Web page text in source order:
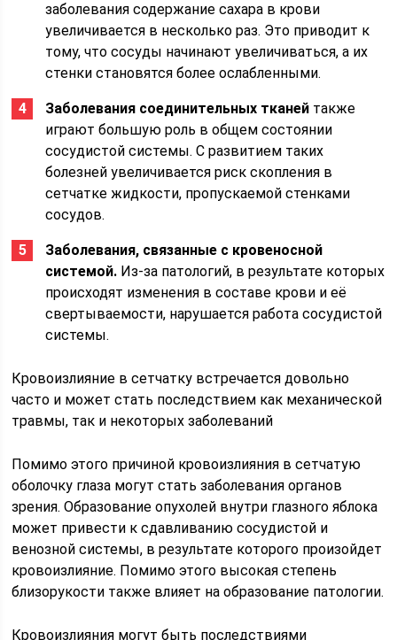
заболевания содержание сахара в крови
увеличивается в несколько раз. Это приводит к
тому, что сосуды начинают увеличиваться, а их
стенки становятся более ослабленными.
Заболевания соединительных тканей также
играют большую роль в общем состоянии
сосудистой системы. С развитием таких
болезней увеличивается риск скопления в
сетчатке жидкости, пропускаемой стенками
сосудов.
Заболевания, связанные с кровеносной
системой. Из-за патологий, в результате которых
происходят изменения в составе крови и её
свертываемости, нарушается работа сосудистой
системы.
Кровоизлияние в сетчатку встречается довольно
часто и может стать последствием как механической
травмы, так и некоторых заболеваний
Помимо этого причиной кровоизлияния в сетчатую
оболочку глаза могут стать заболевания органов
зрения. Образование опухолей внутри глазного яблока
может привести к сдавливанию сосудистой и
венозной системы, в результате которого произойдет
кровоизлияние. Помимо этого высокая степень
близорукости также влияет на образование патологии.
Кровоизлияния могут быть последствиями